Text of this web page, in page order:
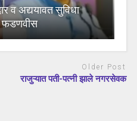
व अद्ययावत सुविधा
फडणवीस
Older Post
राजुऱ्यात पती-पत्नी झाले नगरसेवक